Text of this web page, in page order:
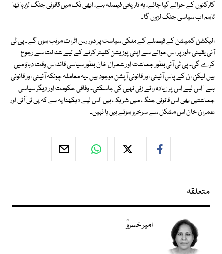
کارکنوں کے حوالے کیا جائے، یہ تاریخی فیصلہ ہے، ابھی تک میں قانونی جنگ لڑرہا تھا
تاہم اب سیاسی جنگ لڑوں گا۔
الیکشن کمیشن کے فیصلے کے ملکی سیاست پر دور رس اثرات مرتب ہوں گے۔ پی ٹی
آئی یقینی طور پر اس حوالے سے اپنی پوزیشن کلیئر کرنے کے لیے عدالت سے رجوع
کرے گی۔ پی ٹی آئی بطور جماعت اور عمران خان بطور سیاسی قائد اس وقت دباؤ میں
ہیں لیکن ان کے پاس آئینی اور قانونی آپشن موجود ہیں ۔یہ معاملہ چونکہ آئینی اور قانونی
ہے ' اس لیے اس پر زیادہ رائے زنی نہیں کی جاسکتی۔ وفاقی حکومت اور دیگر سیاسی
جماعتیں بھی اس قانونی جنگ میں شریک ہیں 'اس لیے دیکھنا یہ ہے کہ پی ٹی آئی اور
عمران خان اس مشکل سے سرخرو ہوتے ہیں یا نہیں۔
متعلقہ
امیر خسروؒ